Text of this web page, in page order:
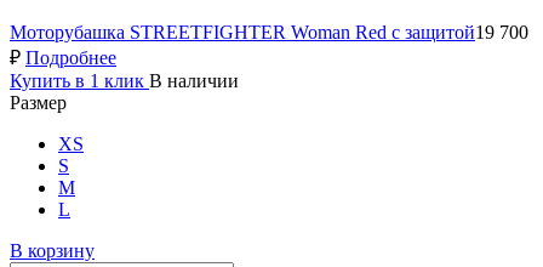
Моторубашка STREETFIGHTER Woman Red с защитой19 700
₽ Подробнее
Купить в 1 клик В наличии
Размер
XS
S
M
L
В корзину